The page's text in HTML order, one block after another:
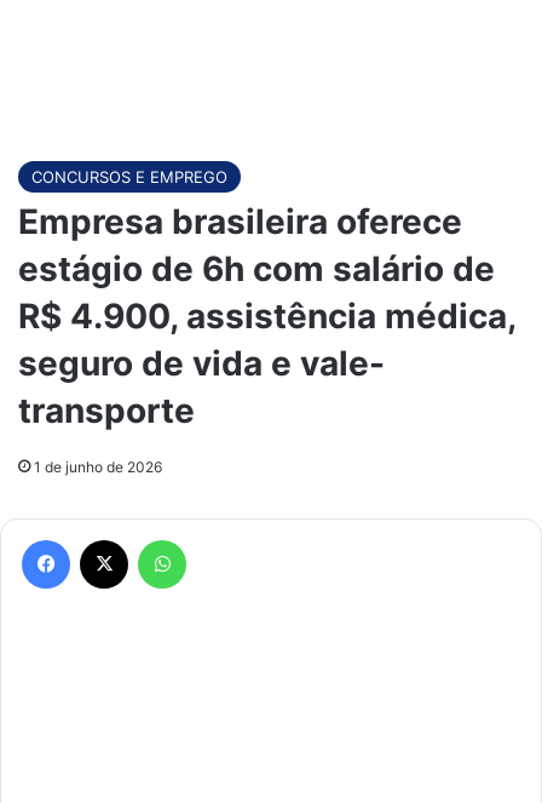
CONCURSOS E EMPREGO
Empresa brasileira oferece
estágio de 6h com salário de
R$ 4.900, assistência médica,
seguro de vida e vale-
transporte
1 de junho de 2026
Facebook